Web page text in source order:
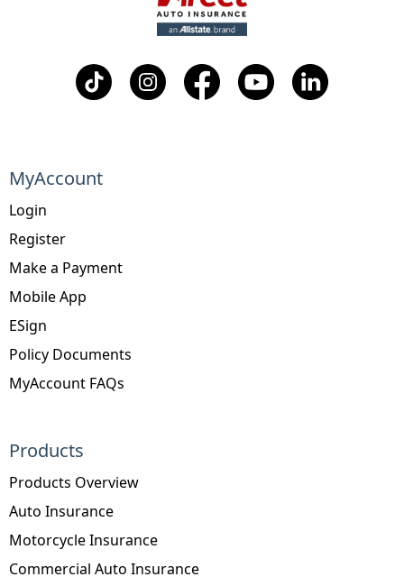
Products
Products Overview
Auto Insurance
Motorcycle Insurance
Commercial Auto Insurance
MyAccount
Login
Register
Make a Payment
Mobile App
ESign
Policy Documents
MyAccount FAQs